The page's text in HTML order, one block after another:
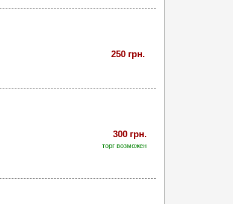
250 грн.
300 грн.
торг возможен